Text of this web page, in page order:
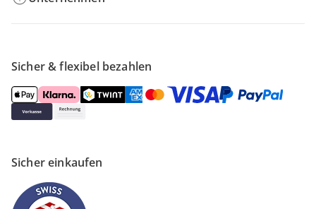
Sicher & flexibel bezahlen
Sicher einkaufen